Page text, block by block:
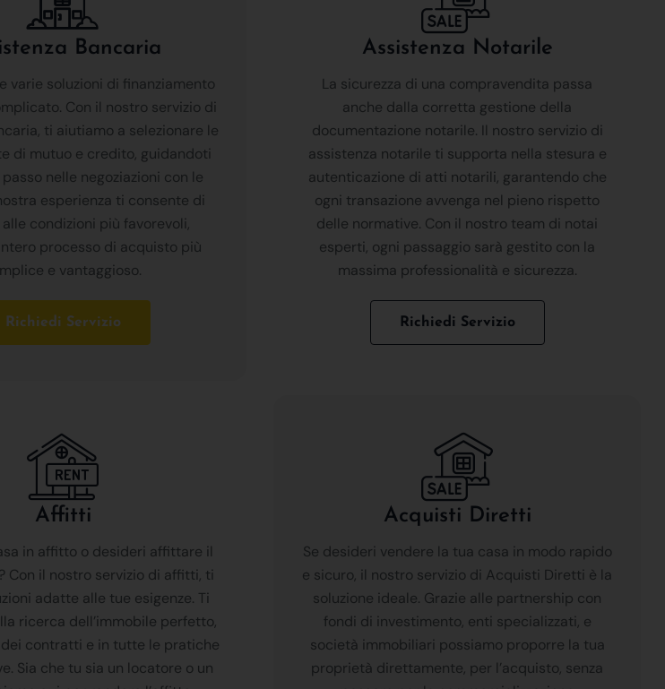
Bancaria
varie soluzioni di finanziamento
Con il nostro servizio di
ti aiutiamo a selezionare le
di mutuo e credito, guidandoti
nelle negoziazioni con le
esperienza ti consente di
condizioni più favorevoli,
processo di acquisto più
e vantaggioso.
Richiedi Servizio
Assistenza Notarile
La sicurezza di una compravendita passa
anche dalla corretta gestione della
documentazione notarile. Il nostro servizio di
assistenza notarile ti supporta nella stesura e
autenticazione di atti notarili, garantendo che
ogni transazione avvenga nel pieno rispetto
delle normative. Con il nostro team di notai
esperti, ogni passaggio sarà gestito con la
massima professionalità e sicurezza.
Richiedi Servizio
Affitti
in affitto o desideri affittare il
Con il nostro servizio di affitti, ti
adatte alle tue esigenze. Ti
ricerca dell’immobile perfetto,
contratti e in tutte le pratiche
Sia che tu sia un locatore o un
Acquisti Diretti
Se desideri vendere la tua casa in modo rapido
e sicuro, il nostro servizio di Acquisti Diretti è la
soluzione ideale. Grazie alle partnership con
fondi di investimento, enti specializzati, e
società immobiliari possiamo proporre la tua
proprietà direttamente, per l’acquisto, senza